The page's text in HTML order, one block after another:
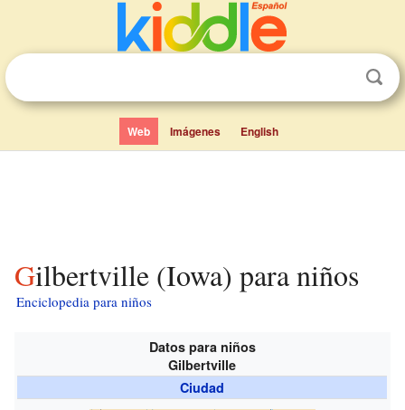
Web Imágenes English
Gilbertville (Iowa) para niños
Enciclopedia para niños
Datos para niños
Gilbertville
Ciudad